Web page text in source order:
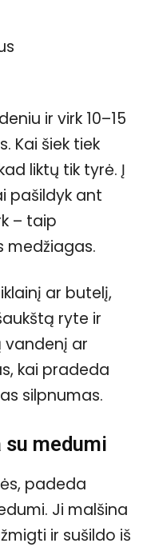
ir virk 10–15
Kai šiek tiek
liktų tik tyrė. Į
pašildyk ant
– taip
medžiagas.
ar butelį,
ryte ir
vandenį ar
kai pradeda
silpnumas.
su medumi
padeda
Ji malšina
ir sušildo iš